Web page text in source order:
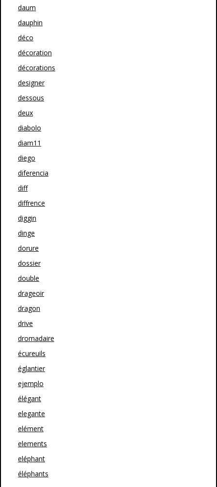
daum
dauphin
déco
décoration
décorations
designer
dessous
deux
diabolo
diam11
diego
diferencia
diff
diffrence
diggin
dinge
dorure
dossier
double
drageoir
dragon
drive
dromadaire
écureuils
églantier
ejemplo
élégant
elegante
elément
elements
eléphant
éléphants